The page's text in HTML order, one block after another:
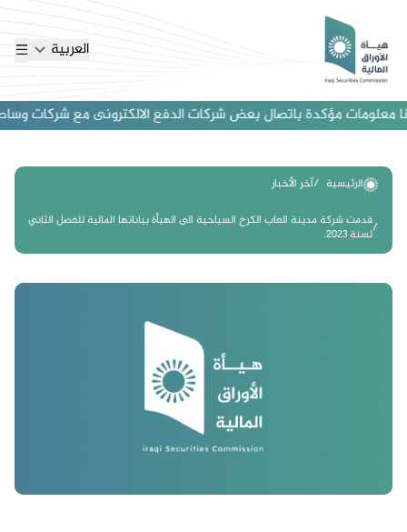
العربية
معلومات مؤكدة باتصال بعض شركات الدفع الالكترونى مع شركات وساطة
الرئيسية
آخر الأخبار
قدمت شركة مدينة العاب الكرخ السياحية الى الهيأة بياناتها المالية للفصل الثاني
لسنة 2023.